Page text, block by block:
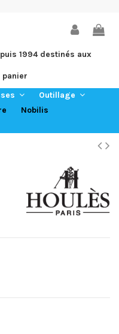
1994 destinés aux
panier
Outillage
Nobilis